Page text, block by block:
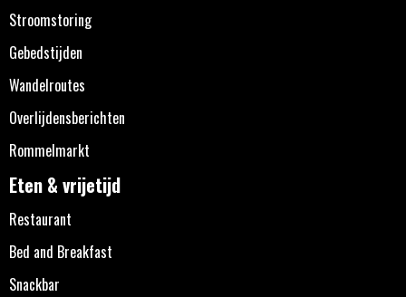
Stroomstoring
Gebedstijden
Wandelroutes
Overlijdensberichten
Rommelmarkt
Eten & vrijetijd
Restaurant
Bed and Breakfast
Snackbar